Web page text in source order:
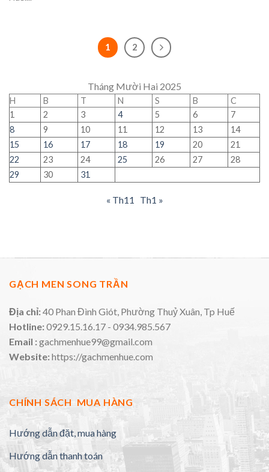
1 2
Tháng Mười Hai 2025
H B T N S B
C
1
2 3 4 5 6
7
8
9 10 11 12 13
14
15
16 17 18 19 20
21
22
23 24 25 26 27
28
29
30 31
« Th11 Th1 »
GẠCH MEN SONG TRẦN
Địa chỉ:40 Phan Đình Giót, Phường Thuỷ Xuân, Tp Huế
Hotline:0929.15.16.17 - 0934.985.567
Email :gachmenhue99@gmail.com
Website:https://gachmenhue.com
CHÍNH SÁCH MUA HÀNG
Hướng dẫn đặt, mua hàng
Hướng dẫn thanh toán